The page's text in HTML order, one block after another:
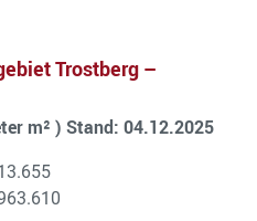
Trostberg –
m² ) Stand: 04.12.2025